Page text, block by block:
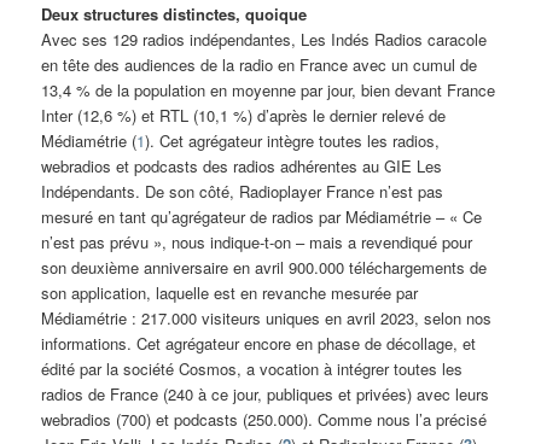
Deux structures distinctes, quoique
Avec ses 129 radios indépendantes, Les Indés Radios caracole
en tête des audiences de la radio en France avec un cumul de
13,4 % de la population en moyenne par jour, bien devant France
Inter (12,6 %) et RTL (10,1 %) d’après le dernier relevé de
Médiamétrie (1). Cet agrégateur intègre toutes les radios,
webradios et podcasts des radios adhérentes au GIE Les
Indépendants. De son côté, Radioplayer France n’est pas
mesuré en tant qu’agrégateur de radios par Médiamétrie – « Ce
n’est pas prévu », nous indique-t-on – mais a revendiqué pour
son deuxième anniversaire en avril 900.000 téléchargements de
son application, laquelle est en revanche mesurée par
Médiamétrie : 217.000 visiteurs uniques en avril 2023, selon nos
informations. Cet agrégateur encore en phase de décollage, et
édité par la société Cosmos, a vocation à intégrer toutes les
radios de France (240 à ce jour, publiques et privées) avec leurs
webradios (700) et podcasts (250.000). Comme nous l’a précisé